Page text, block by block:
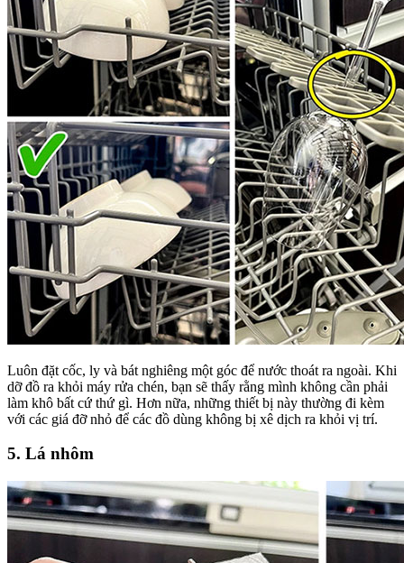
Luôn đặt cốc, ly và bát nghiêng một góc để nước thoát ra ngoài. Khi
dỡ đồ ra khỏi máy rửa chén, bạn sẽ thấy rằng mình không cần phải
làm khô bất cứ thứ gì. Hơn nữa, những thiết bị này thường đi kèm
với các giá đỡ nhỏ để các đồ dùng không bị xê dịch ra khỏi vị trí.
5. Lá nhôm